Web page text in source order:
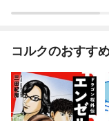
コルクのおすす